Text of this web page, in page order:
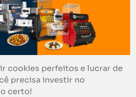
cookies perfeitos e lucrar de
precisa investir no
certo!